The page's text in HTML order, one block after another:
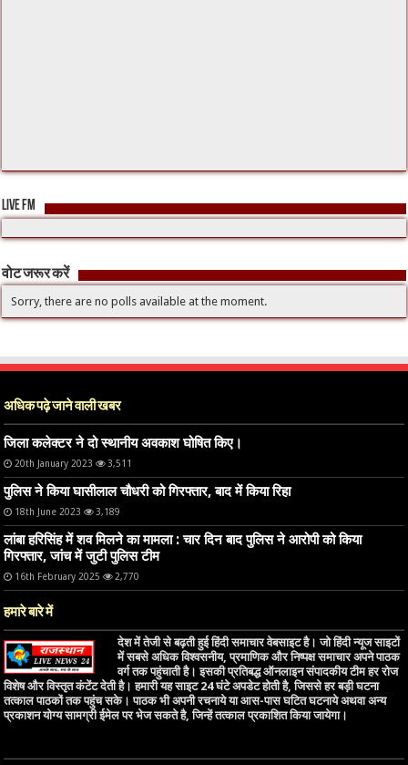
LIVE FM
वोट जरूर करें
Sorry, there are no polls available at the moment.
अधिक पढ़े जाने वाली खबर
जिला कलेक्टर ने दो स्थानीय अवकाश घोषित किए।
20th January 2023 3,511
पुलिस ने किया घासीलाल चौधरी को गिरफ्तार, बाद में किया रिहा
18th June 2023 3,189
लांबा हरिसिंह में शव मिलने का मामला : चार दिन बाद पुलिस ने आरोपी को किया
गिरफ्तार, जांच में जुटी पुलिस टीम
16th February 2025 2,770
हमारे बारे में
देश में तेजी से बढ़ती हुई हिंदी समाचार वेबसाइट है। जो हिंदी न्यूज साइटों
में सबसे अधिक विश्वसनीय, प्रमाणिक और निष्पक्ष समाचार अपने पाठक
वर्ग तक पहुंचाती है। इसकी प्रतिबद्ध ऑनलाइन संपादकीय टीम हर रोज
विशेष और विस्तृत कंटेंट देती है। हमारी यह साइट 24 घंटे अपडेट होती है, जिससे हर बड़ी घटना
तत्काल पाठकों तक पहुंच सके। पाठक भी अपनी रचनाये या आस-पास घटित घटनाये अथवा अन्य
प्रकाशन योग्य सामग्री ईमेल पर भेज सकते है, जिन्हें तत्काल प्रकाशित किया जायेगा।